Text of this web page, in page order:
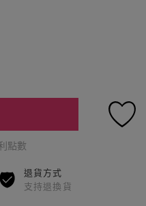
點數
退貨方式
支持退換貨